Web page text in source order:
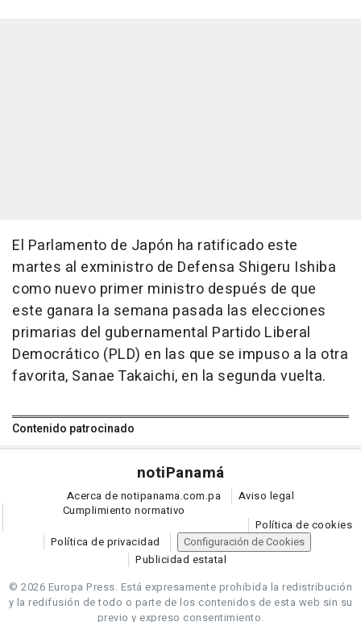
El Parlamento de Japón ha ratificado este
martes al exministro de Defensa Shigeru Ishiba
como nuevo primer ministro después de que
este ganara la semana pasada las elecciones
primarias del gubernamental Partido Liberal
Democrático (PLD) en las que se impuso a la otra
favorita, Sanae Takaichi, en la segunda vuelta.
Contenido patrocinado
notiPanamá
Acerca de notipanama.com.pa
Aviso legal
Cumplimiento normativo
Política de cookies
Política de privacidad
Configuración de Cookies
Publicidad estatal
© 2026 Europa Press. Está expresamente prohibida la redistribución
y la redifusión de todo o parte de los contenidos de esta web sin su
previo y expreso consentimiento.